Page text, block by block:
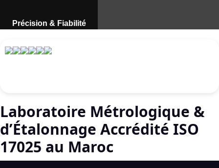
Précision & Fiabilité
Laboratoire Métrologique &
d’Étalonnage Accrédité ISO
17025 au Maroc